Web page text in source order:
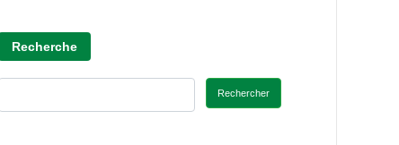
Recherche
Rechercher